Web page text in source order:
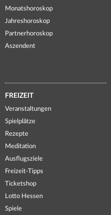
Monatshoroskop
Jahreshoroskop
Partnerhoroskop
Aszendent
FREIZEIT
Veranstaltungen
Spielplätze
Rezepte
Meditation
Ausflugsziele
Freizeit-Tipps
Ticketshop
Lotto Hessen
Spiele